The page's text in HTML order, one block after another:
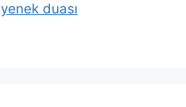
yenek duası